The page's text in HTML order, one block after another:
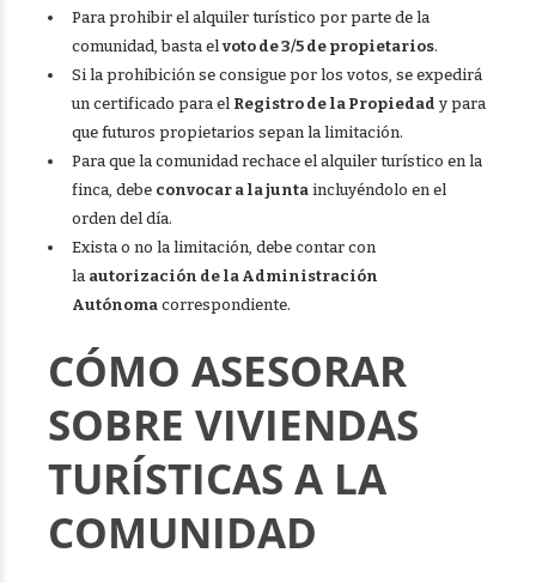
Para prohibir el alquiler turístico por parte de la
comunidad, basta el voto de 3/5 de propietarios.
Si la prohibición se consigue por los votos, se expedirá
un certificado para el Registro de la Propiedad y para
que futuros propietarios sepan la limitación.
Para que la comunidad rechace el alquiler turístico en la
finca, debe convocar a la junta incluyéndolo en el
orden del día.
Exista o no la limitación, debe contar con
la autorización de la Administración
Autónoma correspondiente.
CÓMO ASESORAR
SOBRE VIVIENDAS
TURÍSTICAS A LA
COMUNIDAD